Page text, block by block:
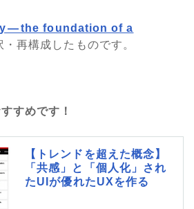
— the foundation of a
・再構成したものです。
すめです！
【トレンドを超えた概念】
「共感」と「個人化」され
たUIが優れたUXを作る